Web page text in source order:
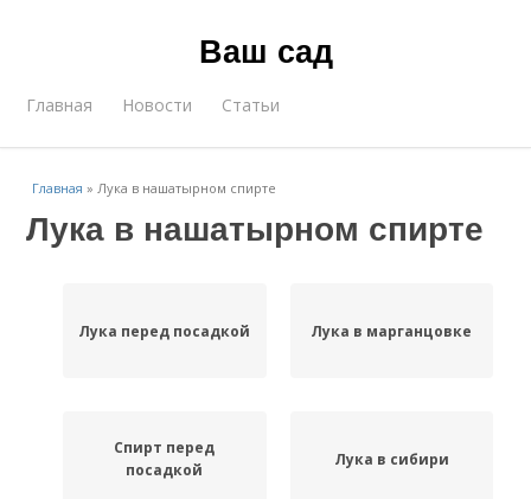
Ваш сад
Главная Новости Статьи
Главная »Лука в нашатырном спирте
Лука в нашатырном спирте
Лука перед посадкой Лука в марганцовке
Спирт перед
посадкой
Лука в сибири